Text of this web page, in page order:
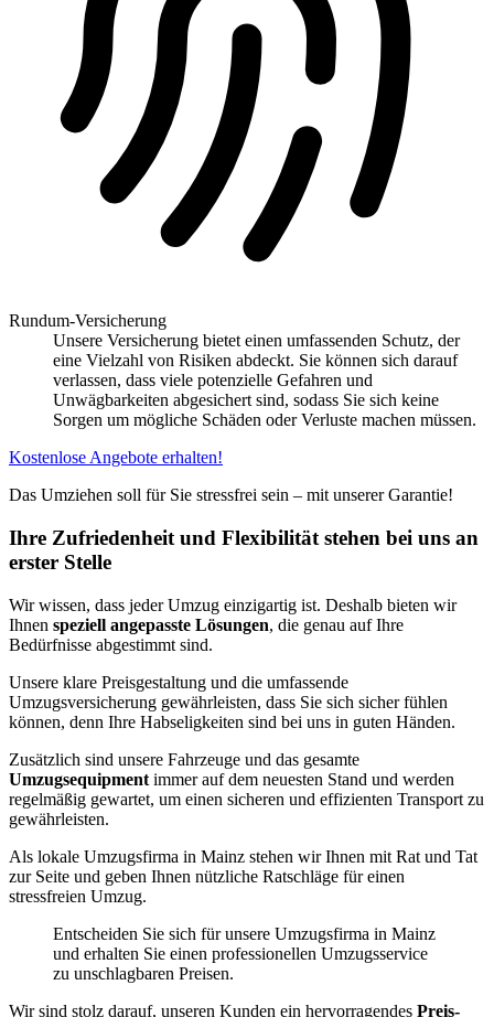
Rundum-Versicherung
Unsere Versicherung bietet einen umfassenden Schutz, der
eine Vielzahl von Risiken abdeckt. Sie können sich darauf
verlassen, dass viele potenzielle Gefahren und
Unwägbarkeiten abgesichert sind, sodass Sie sich keine
Sorgen um mögliche Schäden oder Verluste machen müssen.
Kostenlose Angebote erhalten!
Das Umziehen soll für Sie stressfrei sein – mit unserer Garantie!
Ihre Zufriedenheit und Flexibilität stehen bei uns an
erster Stelle
Wir wissen, dass jeder Umzug einzigartig ist. Deshalb bieten wir
Ihnen speziell angepasste Lösungen, die genau auf Ihre
Bedürfnisse abgestimmt sind.
Unsere klare Preisgestaltung und die umfassende
Umzugsversicherung gewährleisten, dass Sie sich sicher fühlen
können, denn Ihre Habseligkeiten sind bei uns in guten Händen.
Zusätzlich sind unsere Fahrzeuge und das gesamte
Umzugsequipment immer auf dem neuesten Stand und werden
regelmäßig gewartet, um einen sicheren und effizienten Transport zu
gewährleisten.
Als lokale Umzugsfirma in Mainz stehen wir Ihnen mit Rat und Tat
zur Seite und geben Ihnen nützliche Ratschläge für einen
stressfreien Umzug.
Entscheiden Sie sich für unsere Umzugsfirma in Mainz
und erhalten Sie einen professionellen Umzugsservice
zu unschlagbaren Preisen.
Wir sind stolz darauf, unseren Kunden ein hervorragendes Preis-